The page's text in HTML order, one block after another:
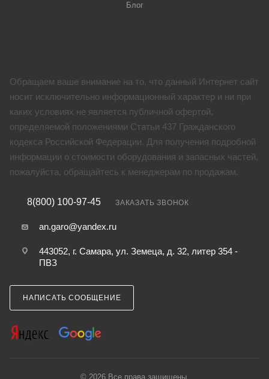
Блог
Обращаем ваше внимание на то, что данный Интернет сайт
носит исключительно информационный характер и ни при
каких условиях не является публичной офертой,
определяемой положениями Статьи 437 Гражданского
кодекса Российской Федерации. Для получения подробной
информации о стоимости оборудования и запасных частей,
пожалуйста, обращайтесь к менеджерам по продажам.
8(800) 100-97-45 ЗАКАЗАТЬ ЗВОНОК
an.garo@yandex.ru
443052, г. Самара, ул. Земеца, д. 32, литер 354 -
ПВЗ
НАПИСАТЬ СООБЩЕНИЕ
© 2026 Все права защищены.